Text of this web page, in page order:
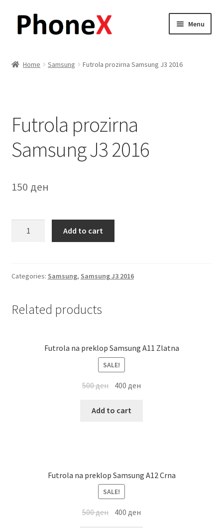
Skip
Skip
Menu
Sample Page
Детали за испорака
Контакт
Мој профил
Home Samsung Futrola prozirna Samsung J3 2016
Futrola prozirna
Samsung J3 2016
150 ден
2016
Add to cart
Categories: Samsung, Samsung J3 2016
Related products
Futrola na preklop Samsung A11 Zlatna
SALE!
500ден 400 ден
Add to cart
Futrola na preklop Samsung A12 Crna
SALE!
500ден 400 ден